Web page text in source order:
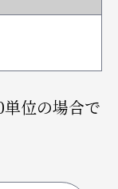
位の場合で